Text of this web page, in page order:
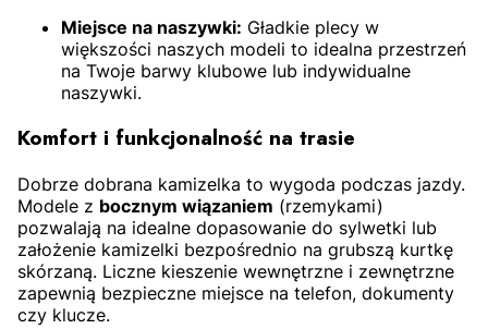
Miejsce na naszywki: Gładkie plecy w
większości naszych modeli to idealna przestrzeń
na Twoje barwy klubowe lub indywidualne
naszywki.
Komfort i funkcjonalność na trasie
Dobrze dobrana kamizelka to wygoda podczas jazdy.
Modele z bocznym wiązaniem (rzemykami)
pozwalają na idealne dopasowanie do sylwetki lub
założenie kamizelki bezpośrednio na grubszą kurtkę
skórzaną. Liczne kieszenie wewnętrzne i zewnętrzne
zapewnią bezpieczne miejsce na telefon, dokumenty
czy klucze.